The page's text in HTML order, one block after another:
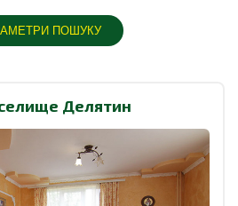
ПОШУКУ
Делятин